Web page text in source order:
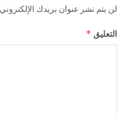
لن يتم نشر عنوان بريدك الإلكتروني.
التعليق*